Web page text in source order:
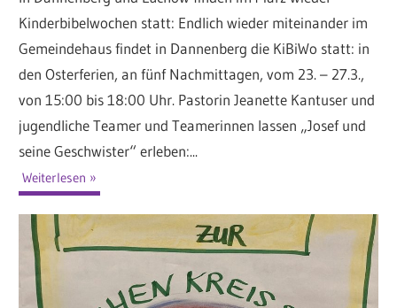
Kinderbibelwochen statt: Endlich wieder miteinander im
Gemeindehaus findet in Dannenberg die KiBiWo statt: in
den Osterferien, an fünf Nachmittagen, vom 23. – 27.3.,
von 15:00 bis 18:00 Uhr. Pastorin Jeanette Kantuser und
jugendliche Teamer und Teamerinnen lassen „Josef und
seine Geschwister“ erleben:...
Weiterlesen